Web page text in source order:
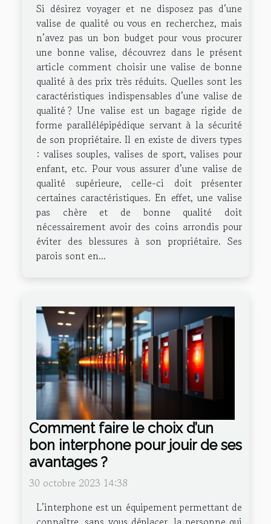
Si désirez voyager et ne disposez pas d’une
valise de qualité ou vous en recherchez, mais
n’avez pas un bon budget pour vous procurer
une bonne valise, découvrez dans le présent
article comment choisir une valise de bonne
qualité à des prix très réduits. Quelles sont les
caractéristiques indispensables d’une valise de
qualité ? Une valise est un bagage rigide de
forme parallélépipédique servant à la sécurité
de son propriétaire. Il en existe de divers types
: valises souples, valises de sport, valises pour
enfant, etc. Pour vous assurer d’une valise de
qualité supérieure, celle-ci doit présenter
certaines caractéristiques. En effet, une valise
pas chère et de bonne qualité doit
nécessairement avoir des coins arrondis pour
éviter des blessures à son propriétaire. Ses
parois sont en...
Comment faire le choix d’un
bon interphone pour jouir de ses
avantages ?
30 octobre 2023 14:38
L’interphone est un équipement permettant de